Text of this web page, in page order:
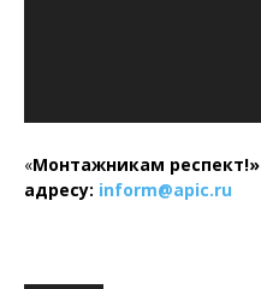
«Монтажникам респект!»
адресу: inform@apic.ru